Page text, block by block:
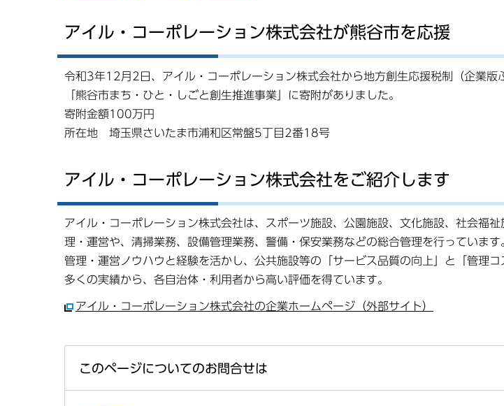
アイル・コーポレーション株式会社が熊谷市を応援
令和3年12月2日、アイル・コーポレーション株式会社から地方創生応援税制（企業版
「熊谷市まち・ひと・しごと創生推進事業」に寄附がありました。
寄附金額100万円
所在地 埼玉県さいたま市浦和区常盤5丁目2番18号
アイル・コーポレーション株式会社をご紹介します
アイル・コーポレーション株式会社は、スポーツ施設、公園施設、文化施設、社会福
理・運営や、清掃業務、設備管理業務、警備・保安業務などの総合管理を行っています
管理・運営ノウハウと経験を活かし、公共施設等の「サービス品質の向上」と「管理コ
多くの実績から、各自治体・利用者から高い評価を得ています。
アイル・コーポレーション株式会社の企業ホームページ（外部サイト）
このページについてのお問合せは